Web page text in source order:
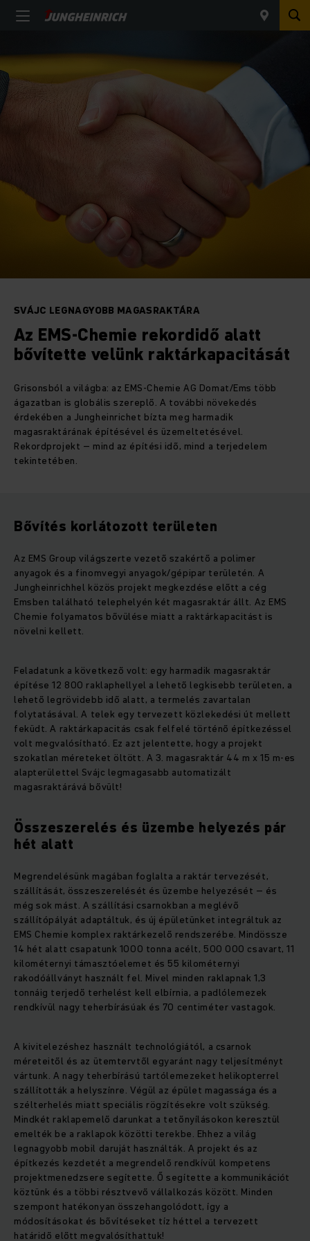
SVÁJC LEGNAGYOBB MAGASRAKTÁRA
Az EMS-Chemie rekordidő alatt
bővítette velünk raktárkapacitását
Grisonsból a világba: az EMS-Chemie AG Domat/Ems több
ágazatban is globális szereplő. A további növekedés
érdekében a Jungheinrichet bízta meg harmadik
magasraktárának építésével és üzemeltetésével.
Rekordprojekt – mind az építési idő, mind a terjedelem
tekintetében.
Bővítés korlátozott területen
Az EMS Group világszerte vezető szakértő a polimer
anyagok és a finomvegyi anyagok/gépipar területén. A
Jungheinrichhel közös projekt megkezdése előtt a cég
Emsben található telephelyén két magasraktár állt. Az EMS
Chemie folyamatos bővülése miatt a raktárkapacitást is
növelni kellett.
Feladatunk a következő volt: egy harmadik magasraktár
építése 12 800 raklaphellyel a lehető legkisebb területen, a
lehető legrövidebb idő alatt, a termelés zavartalan
folytatásával. A telek egy tervezett közlekedési út mellett
feküdt. A raktárkapacitás csak felfelé történő építkezéssel
volt megvalósítható. Ez azt jelentette, hogy a projekt
szokatlan méreteket öltött. A 3. magasraktár 44 m x 15 m-es
alapterülettel Svájc legmagasabb automatizált
magasraktárává bővült!
Összeszerelés és üzembe helyezés pár
hét alatt
Megrendelésünk magában foglalta a raktár tervezését,
szállítását, összeszerelését és üzembe helyezését – és
még sok mást. A szállítási csarnokban a meglévő
szállítópályát adaptáltuk, és új épületünket integráltuk az
EMS Chemie komplex raktárkezelő rendszerébe. Mindössze
14 hét alatt csapatunk 1000 tonna acélt, 500 000 csavart, 11
kilométernyi támasztóelemet és 55 kilométernyi
rakodóállványt használt fel. Mivel minden raklapnak 1,3
tonnáig terjedő terhelést kell elbírnia, a padlólemezek
rendkívül nagy teherbírásúak és 70 centiméter vastagok.
A kivitelezéshez használt technológiától, a csarnok
méreteitől és az ütemtervtől egyaránt nagy teljesítményt
vártunk. A nagy teherbírású tartólemezeket helikopterrel
szállították a helyszínre. Végül az épület magassága és a
szélterhelés miatt speciális rögzítésekre volt szükség.
Mindkét raklapemelő darunkat a tetőnyílásokon keresztül
emelték be a raklapok közötti terekbe. Ehhez a világ
legnagyobb mobil daruját használták. A projekt és az
építkezés kezdetét a megrendelő rendkívül kompetens
projektmenedzsere segítette. Ő segítette a kommunikációt
köztünk és a többi résztvevő vállalkozás között. Minden
szempont hatékonyan összehangolódott, így a
módosításokat és bővítéseket tíz héttel a tervezett
határidő előtt megvalósíthattuk!